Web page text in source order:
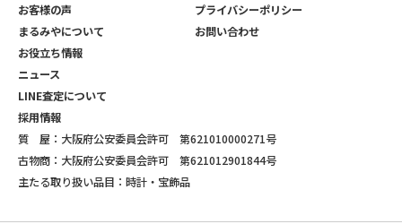
お客様の声
まるみやについて
お役立ち情報
ニュース
LINE査定について
採用情報
プライバシーポリシー
お問い合わせ
質 屋：大阪府公安委員会許可 第621010000271号
古物商：大阪府公安委員会許可 第621012901844号
主たる取り扱い品目：時計・宝飾品